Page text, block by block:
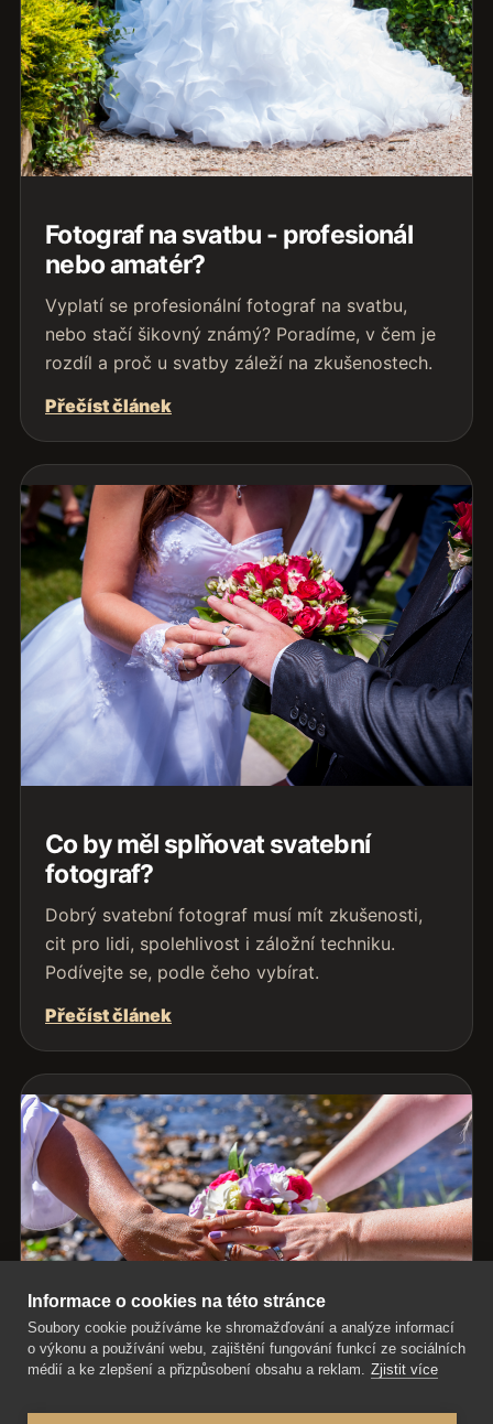
Fotograf na svatbu - profesionál
nebo amatér?
Vyplatí se profesionální fotograf na svatbu,
nebo stačí šikovný známý? Poradíme, v čem je
rozdíl a proč u svatby záleží na zkušenostech.
Přečíst článek
Co by měl splňovat svatební
fotograf?
Dobrý svatební fotograf musí mít zkušenosti,
cit pro lidi, spolehlivost i záložní techniku.
Podívejte se, podle čeho vybírat.
Přečíst článek
Informace o cookies na této stránce
Soubory cookie používáme ke shromažďování a analýze informací
o výkonu a používání webu, zajištění fungování funkcí ze sociálních
médií a ke zlepšení a přizpůsobení obsahu a reklam. Zjistit více